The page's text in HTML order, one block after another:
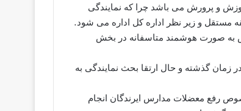
و پرورش می باشد چرا که نمایندگی
و زیر نظر اداره کل اداره می شود.
به صورت هوشمند متاسفانه در بخش
گذشته و حال ارتقا بحث نمایندگی به
رفع معضلات مدارس ایرندگان انجام